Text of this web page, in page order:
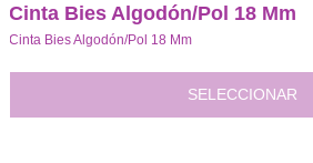
Cinta Bies Algodón/Pol 18 Mm
Cinta Bies Algodón/Pol 18 Mm
SELECCIONAR